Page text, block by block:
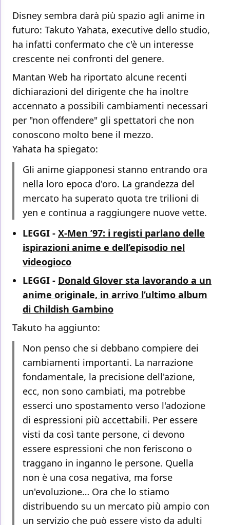
Disney sembra darà più spazio agli anime in
futuro: Takuto Yahata, executive dello studio,
ha infatti confermato che c'è un interesse
crescente nei confronti del genere.
Mantan Web ha riportato alcune recenti
dichiarazioni del dirigente che ha inoltre
accennato a possibili cambiamenti necessari
per "non offendere" gli spettatori che non
conoscono molto bene il mezzo.
Yahata ha spiegato:
Gli anime giapponesi stanno entrando ora
nella loro epoca d'oro. La grandezza del
mercato ha superato quota tre trilioni di
yen e continua a raggiungere nuove vette.
LEGGI - X-Men ’97: i registi parlano delle
ispirazioni anime e dell’episodio nel
videogioco
LEGGI - Donald Glover sta lavorando a un
anime originale, in arrivo l’ultimo album
di Childish Gambino
Takuto ha aggiunto:
Non penso che si debbano compiere dei
cambiamenti importanti. La narrazione
fondamentale, la precisione dell'azione,
ecc, non sono cambiati, ma potrebbe
esserci uno spostamento verso l'adozione
di espressioni più accettabili. Per essere
visti da così tante persone, ci devono
essere espressioni che non feriscono o
traggano in inganno le persone. Quella
non è una cosa negativa, ma forse
un'evoluzione… Ora che lo stiamo
distribuendo su un mercato più ampio con
un servizio che può essere visto da adulti